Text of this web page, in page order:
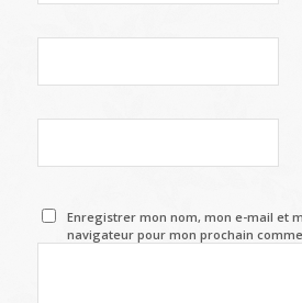
Enregistrer mon nom, mon e-mail et
navigateur pour mon prochain